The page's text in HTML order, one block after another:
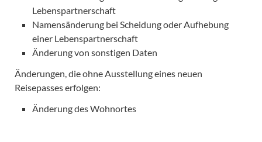
Lebenspartnerschaft
Namensänderung bei Scheidung oder Aufhebung
einer Lebenspartnerschaft
Änderung von sonstigen Daten
Änderungen, die ohne Ausstellung eines neuen
Reisepasses erfolgen:
Änderung des Wohnortes